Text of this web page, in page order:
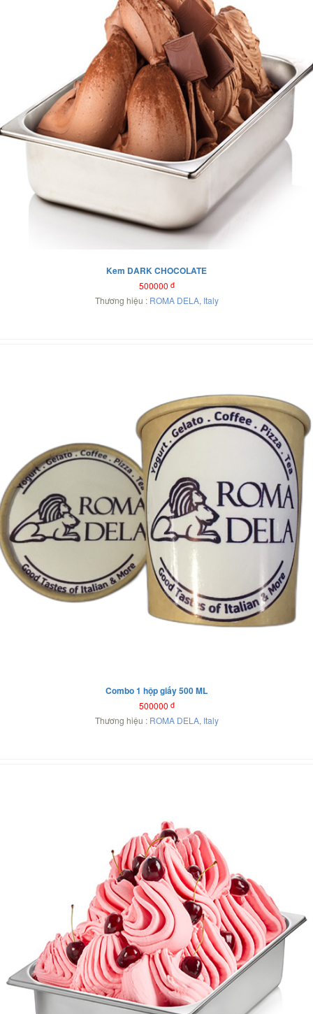
Kem DARK CHOCOLATE
500000 đ
Thương hiệu : ROMA DELA, Italy
Combo 1 hộp giấy 500 ML
500000 đ
Thương hiệu : ROMA DELA, Italy